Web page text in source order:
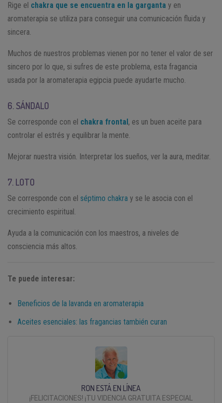
Rige el chakra que se encuentra en la garganta y en
aromaterapia se utiliza para conseguir una comunicación fluida y
sincera.
Muchos de nuestros problemas vienen por no tener el valor de ser
sincero por lo que, si sufres de este problema, esta fragancia
usada por la aromaterapia egipcia puede ayudarte mucho.
6. SÁNDALO
Se corresponde con el chakra frontal , es un buen aceite para
controlar el estrés y equilibrar la mente.
Mejorar nuestra visión. Interpretar los sueños, ver la aura, meditar.
7. LOTO
Se corresponde con el séptimo chakra y se le asocia con el
crecimiento espiritual.
Ayuda a la comunicación con los maestros, a niveles de
consciencia más altos.
Te puede interesar:
Beneficios de la lavanda en aromaterapia
Aceites esenciales: las fragancias también curan
RON ESTÁ EN LÍNEA
¡FELICITACIONES! ¡TU VIDENCIA GRATUITA ESPECIAL